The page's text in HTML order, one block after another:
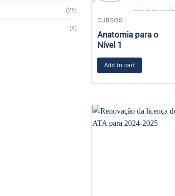
(25)
(8)
CURSOS
Anatomia para o
Nível 1
Add to cart